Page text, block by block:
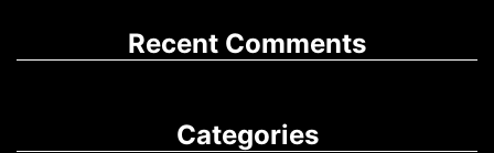
Recent Comments
Categories